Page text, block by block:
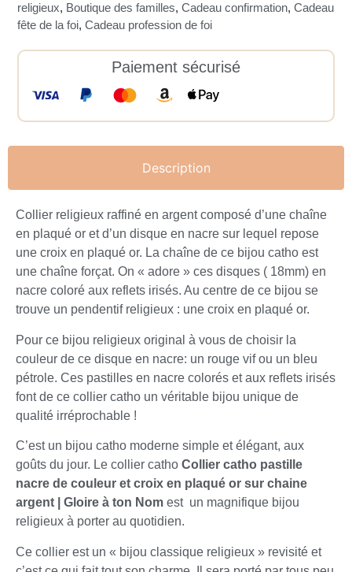
religieux, Boutique des familles,Cadeau confirmation,Cadeau
fête de la foi,Cadeau profession de foi
Paiement sécurisé
Description
Collier religieux raffiné en argent composé d’une chaîne
en plaqué or et d’un disque en nacre sur lequel repose
une croix en plaqué or. La chaîne de ce bijou catho est
une chaîne forçat. On « adore » ces disques ( 18mm) en
nacre coloré aux reflets irisés. Au centre de ce bijou se
trouve un pendentif religieux : une croix en plaqué or.
Pour ce bijou religieux original à vous de choisir la
couleur de ce disque en nacre: un rouge vif ou un bleu
pétrole. Ces pastilles en nacre colorés et aux reflets irisés
font de ce collier catho un véritable bijou unique de
qualité irréprochable !
C’est un bijou catho moderne simple et élégant, aux
goûts du jour. Le collier catho Collier catho pastille
nacre de couleur et croix en plaqué or sur chaine
argent | Gloire à ton Nom est un magnifique bijou
religieux à porter au quotidien.
Ce collier est un « bijou classique religieux » revisité et